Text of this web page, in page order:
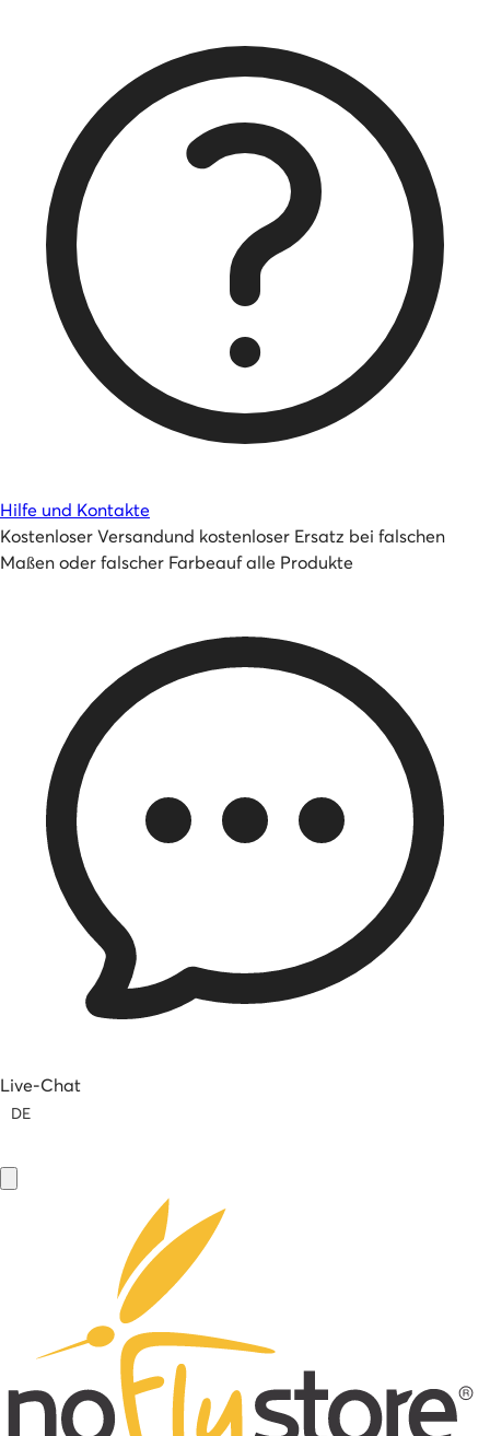
Hilfe und Kontakte
Kostenloser Versandund kostenloser Ersatz bei falschen
Maßen oder falscher Farbeauf alle Produkte
Live-Chat
DE